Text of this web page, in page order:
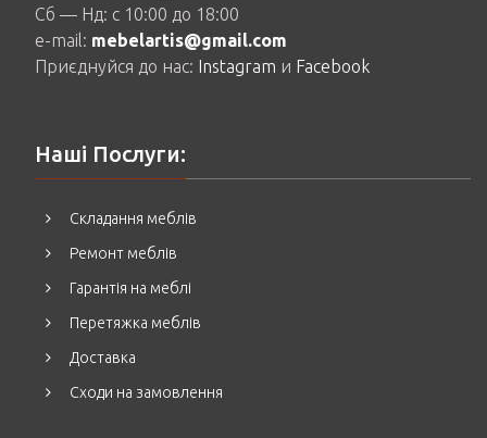
Сб — Нд: c 10:00 до 18:00
e-mail: mebelartis@gmail.com
Приєднуйся до нас: Instagram и Facebook
Наші Послуги:
Складання меблів
Ремонт меблів
Гарантія на меблі
Перетяжка меблів
Доставка
Сходи на замовлення